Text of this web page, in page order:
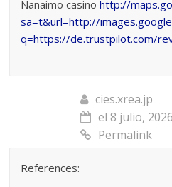
Nanaimo casinohttp://
sa=t&url=http://
q=https://de.trustpilot.com/
cies.xrea.jp
el 8 julio,
Permalink
References: